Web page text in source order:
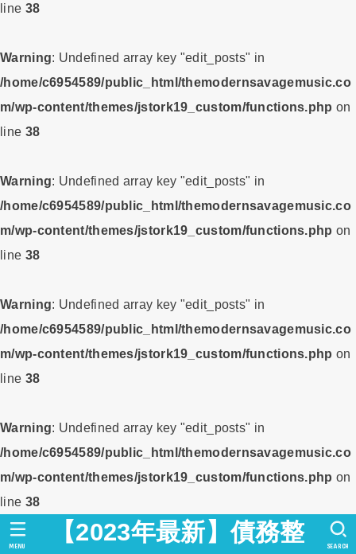
line 38
Warning: Undefined array key "edit_posts" in
/home/c6954589/public_html/themodernsavagemusic.co
m/wp-content/themes/jstork19_custom/functions.php on
line 38
Warning: Undefined array key "edit_posts" in
/home/c6954589/public_html/themodernsavagemusic.co
m/wp-content/themes/jstork19_custom/functions.php on
line 38
Warning: Undefined array key "edit_posts" in
/home/c6954589/public_html/themodernsavagemusic.co
m/wp-content/themes/jstork19_custom/functions.php on
line 38
Warning: Undefined array key "edit_posts" in
/home/c6954589/public_html/themodernsavagemusic.co
m/wp-content/themes/jstork19_custom/functions.php on
line 38
【2023年最新】債務整
SEARCH
MENU